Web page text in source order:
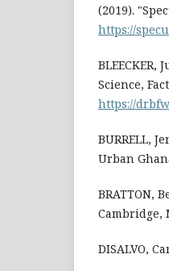
(2019).
https://
BLEECKER,
Science,
https://
BURRELL,
Urban
BRATTON,
Cambridge,
DISALVO,